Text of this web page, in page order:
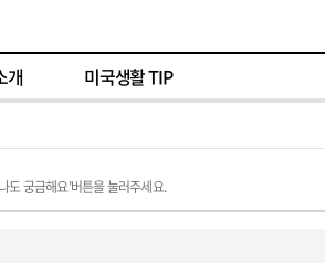
개 미국생활 TIP
도 궁금해요'버튼을 눌러주세요.